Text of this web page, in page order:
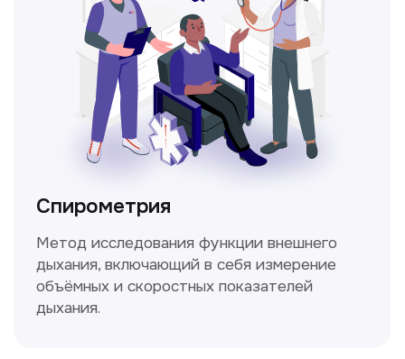
Прайс-лист
Не нашли нужную
информацию в прайсе?
Заполните форму, и мы всё
уточним!